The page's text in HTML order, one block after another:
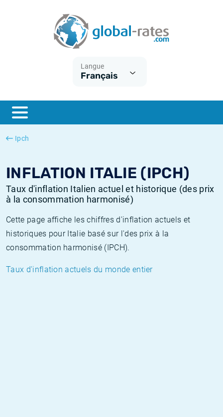
Langue
Français
Ipch
INFLATION ITALIE (IPCH)
Taux d'inflation Italien actuel et historique (des prix
à la consommation harmonisé)
Cette page affiche les chiffres d'inflation actuels et
historiques pour Italie basé sur l'des prix à la
consommation harmonisé (IPCH).
Taux d'inflation actuels du monde entier
ESTER
SONIA
Qu'est-ce que l'inflation IPC?
Qu'est-ce que l'inflation IPCH?
Inflation Canadien
Inflation Europeenne
Taux Euribor historiques
Taux ESTER historiques
Taux SONIA historiques
Taux TONAR historiques
Calculateur d’inflation